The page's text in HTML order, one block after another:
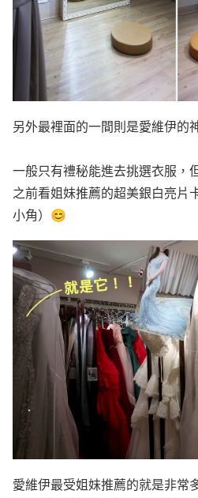
另外最裡面的一間則是愛維伊的
一般只有禮秘能進去挑選衣服，
之前看姐妹推薦的超美銀白亮片
小角）😊
愛維伊最受姐妹推薦的就是非常